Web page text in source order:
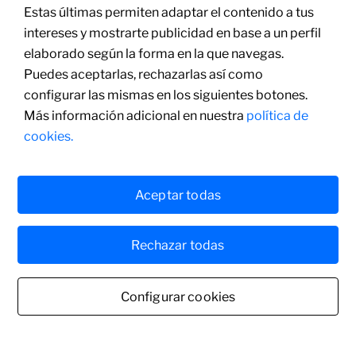
Óleo sobre lienzo
Estas últimas permiten adaptar el contenido a tus
intereses y mostrarte publicidad en base a un perfil
elaborado según la forma en la que navegas.
Puedes aceptarlas, rechazarlas así como
configurar las mismas en los siguientes botones.
Más información adicional en nuestra política de
cookies.
Configurar cookies
Rechazar todas
Aceptar todas